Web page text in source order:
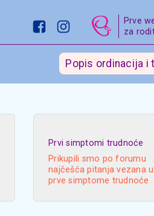
Prve
za
Popis ordinacija i
Prvi simptomi trudnoće
Prikupili smo po forumu
najčešća pitanja vezana
prve simptome trudnoće